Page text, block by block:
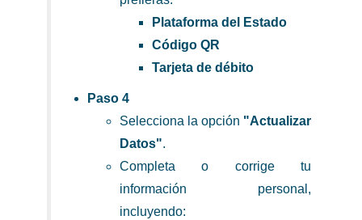
Plataforma del Estado
Código QR
Tarjeta de débito
Paso 4
Selecciona la opción "Actualizar
Datos".
Completa o corrige tu
información personal,
incluyendo: